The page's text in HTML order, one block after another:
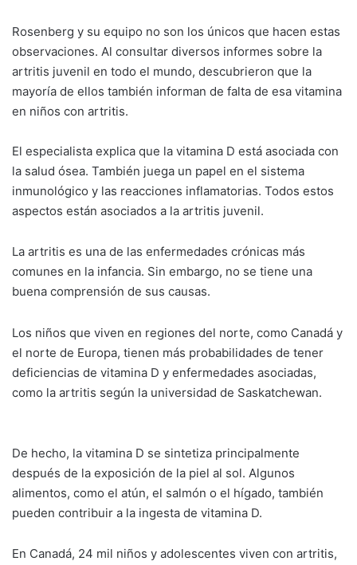
Rosenberg y su equipo no son los únicos que hacen estas
observaciones. Al consultar diversos informes sobre la
artritis juvenil en todo el mundo, descubrieron que la
mayoría de ellos también informan de falta de esa vitamina
en niños con artritis.
El especialista explica que la vitamina D está asociada con
la salud ósea. También juega un papel en el sistema
inmunológico y las reacciones inflamatorias. Todos estos
aspectos están asociados a la artritis juvenil.
La artritis es una de las enfermedades crónicas más
comunes en la infancia. Sin embargo, no se tiene una
buena comprensión de sus causas.
Los niños que viven en regiones del norte, como Canadá y
el norte de Europa, tienen más probabilidades de tener
deficiencias de vitamina D y enfermedades asociadas,
como la artritis según la universidad de Saskatchewan.
De hecho, la vitamina D se sintetiza principalmente
después de la exposición de la piel al sol. Algunos
alimentos, como el atún, el salmón o el hígado, también
pueden contribuir a la ingesta de vitamina D.
En Canadá, 24 mil niños y adolescentes viven con artritis,